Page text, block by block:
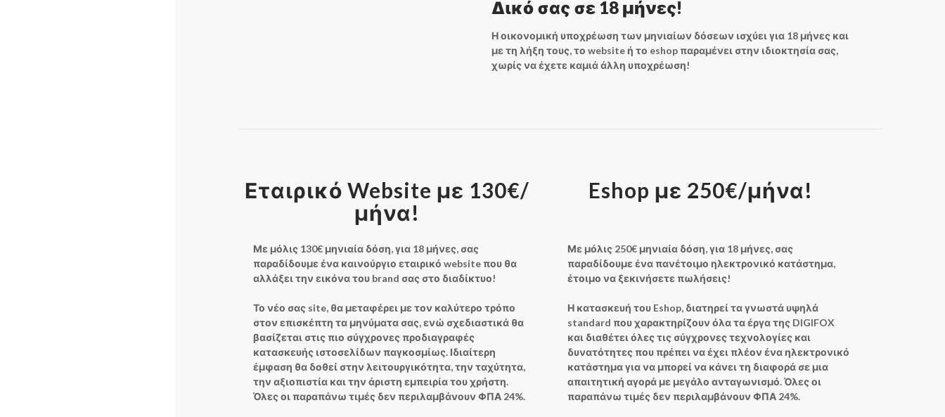
Δικό σας σε 18 μήνες!
Η οικονομική υποχρέωση των μηνιαίων δόσεων ισχύει για 18 μήνες και
με τη λήξη τους, το website ή το eshop παραμένει στην ιδιοκτησία σας,
χωρίς να έχετε καμιά άλλη υποχρέωση!
Εταιρικό Website με 130€/
μήνα!
Eshop με 250€/μήνα!
Με μόλις 130€ μηνιαία δόση,για 18 μήνες, σας
παραδίδουμε ένα καινούργιο εταιρικό website που θα
αλλάξει την εικόνα του brand σας στο διαδίκτυο!
Το νέο σας site, θα μεταφέρει με τον καλύτερο τρόπο
στον επισκέπτη τα μηνύματα σας, ενώ σχεδιαστικά θα
βασίζεται στις πιο σύγχρονες προδιαγραφές
κατασκευής ιστοσελίδων παγκοσμίως. Ιδιαίτερη
έμφαση θα δοθεί στην λειτουργικότητα, την ταχύτητα,
την αξιοπιστία και την άριστη εμπειρία του χρήστη.
Όλες οι παραπάνω τιμές δεν περιλαμβάνουν ΦΠΑ 24%.
Με μόλις 250€ μηνιαία δόση,για 18 μήνες, σας
παραδίδουμε ένα πανέτοιμο ηλεκτρονικό κατάστημα,
έτοιμο να ξεκινήσετε πωλήσεις!
Η κατασκευή του Eshop, διατηρεί τα γνωστά υψηλά
standard που χαρακτηρίζουν όλα τα έργα της DIGIFOX
και διαθέτει όλες τις σύγχρονες τεχνολογίες και
δυνατότητες που πρέπει να έχει πλέον ένα ηλεκτρονικό
κατάστημα για να μπορεί να κάνει τη διαφορά σε μια
απαιτητική αγορά με μεγάλο ανταγωνισμό. Όλες οι
παραπάνω τιμές δεν περιλαμβάνουν ΦΠΑ 24%.